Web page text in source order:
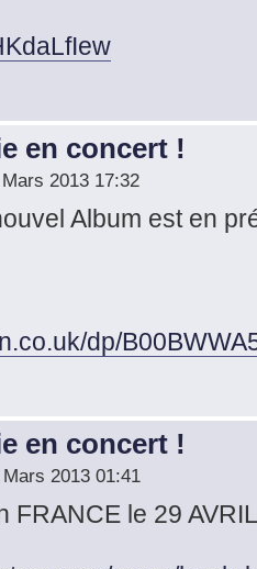
en concert !
2013 17:32
Album est en
dp/
en concert !
2013 01:41
FRANCE le 29